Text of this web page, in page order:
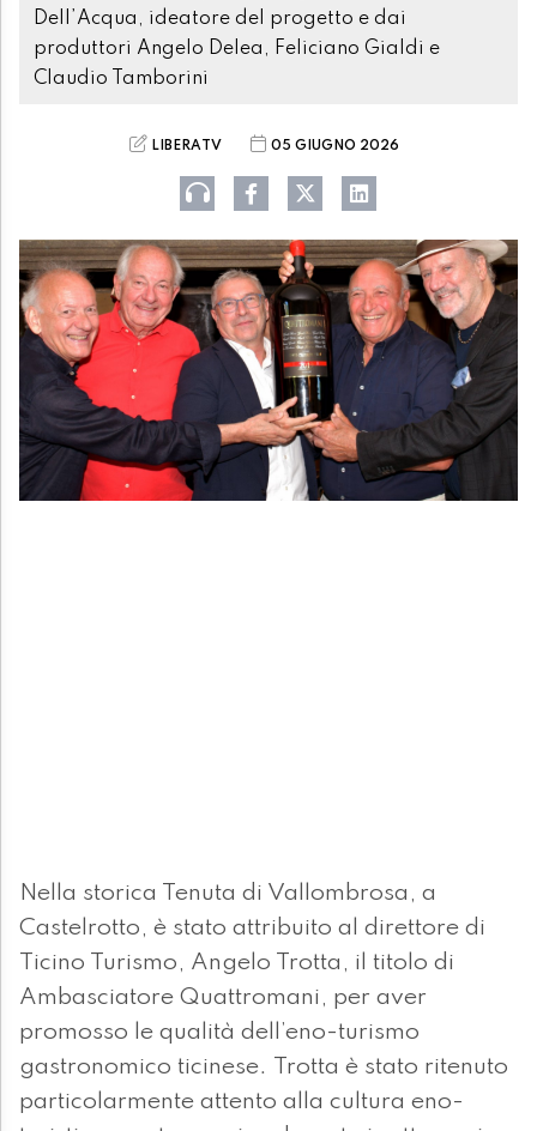
Dell’Acqua, ideatore del progetto e dai
produttori Angelo Delea, Feliciano Gialdi e
Claudio Tamborini
LIBERATV 05 GIUGNO 2026
Nella storica Tenuta di Vallombrosa, a
Castelrotto, è stato attribuito al direttore di
Ticino Turismo, Angelo Trotta, il titolo di
Ambasciatore Quattromani, per aver
promosso le qualità dell’eno-turismo
gastronomico ticinese. Trotta è stato ritenuto
particolarmente attento alla cultura eno-